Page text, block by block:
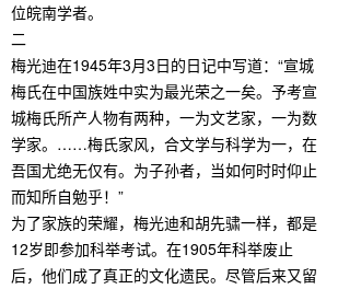
位皖南学者。
二
梅光迪在1945年3月3日的日记中写道：“宣城
梅氏在中国族姓中实为最光荣之一矣。予考宣
城梅氏所产人物有两种，一为文艺家，一为数
学家。……梅氏家风，合文学与科学为一，在
吾国尤绝无仅有。为子孙者，当如何时时仰止
而知所自勉乎！”
为了家族的荣耀，梅光迪和胡先骕一样，都是
12岁即参加科举考试。在1905年科举废止
后，他们成了真正的文化遗民。尽管后来又留